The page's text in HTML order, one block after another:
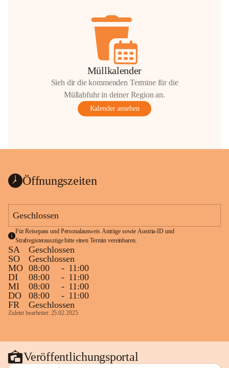
Müllkalender
Sieh dir die kommenden Termine für die
Müllabfuhr in deiner Region an.
Kalender ansehen
Öffnungszeiten
Geschlossen
Für Reisepass und Personalausweis Anträge sowie Austria-ID und
Strafregisterauszüge bitte einen Termin vereinbaren.
SA
Geschlossen
SO
Geschlossen
MO 08:00 - 11:00
DI
08:00 - 11:00
MI
08:00 - 11:00
DO
08:00 - 11:00
FR
Geschlossen
Zuletzt bearbeitet: 25.02.2025
Veröffentlichungsportal